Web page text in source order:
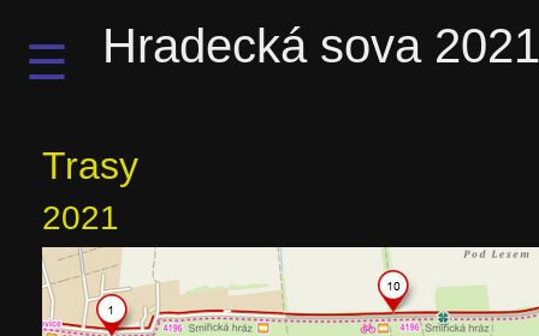
☰ Hradecká sova 2021
Trasy
2021